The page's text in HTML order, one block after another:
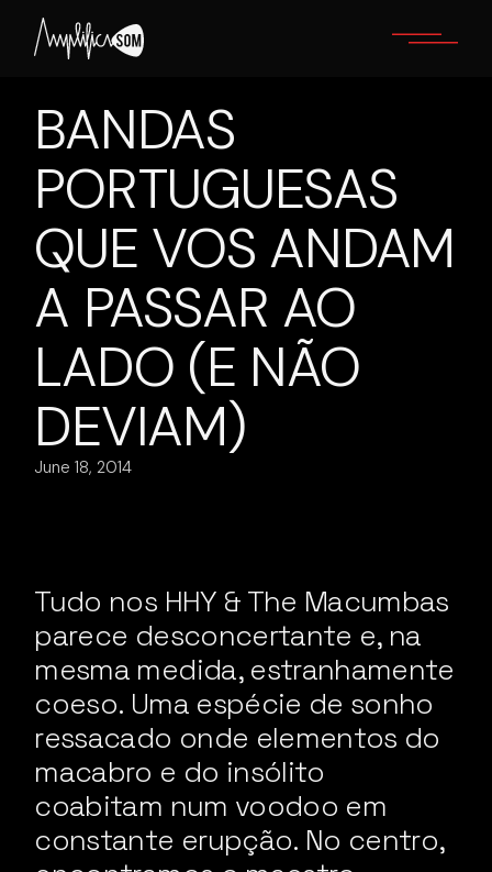
content
BANDAS
PORTUGUESAS
QUE VOS ANDAM
A PASSAR AO
LADO (E NÃO
DEVIAM)
June 18, 2014
Tudo nos HHY & The Macumbas
parece desconcertante e, na
mesma medida, estranhamente
coeso. Uma espécie de sonho
ressacado onde elementos do
macabro e do insólito
coabitam num voodoo em
constante erupção. No centro,